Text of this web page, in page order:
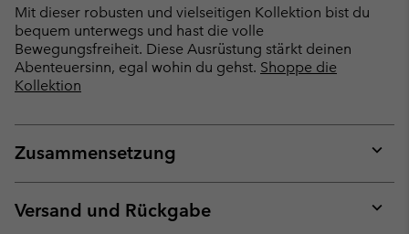
Mit dieser robusten und vielseitigen Kollektion bist du
bequem unterwegs und hast die volle
Bewegungsfreiheit. Diese Ausrüstung stärkt deinen
Abenteuersinn, egal wohin du gehst. Shoppe die
Kollektion
Zusammensetzung
or
Versand und Rückgabe